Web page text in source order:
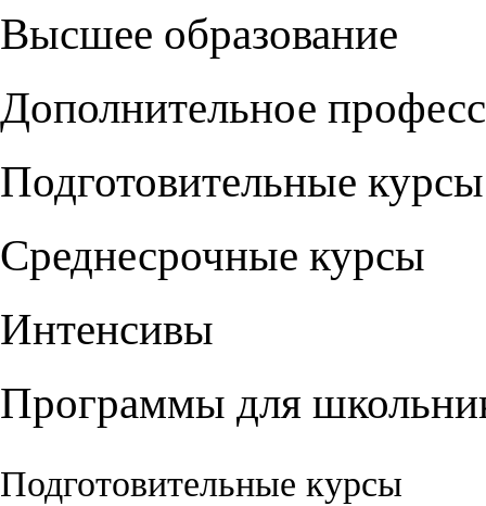
Высшее образование
Дополнительное
Подготовительные курсы
Среднесрочные курсы
Интенсивы
Программы для
Подготовительные курсы